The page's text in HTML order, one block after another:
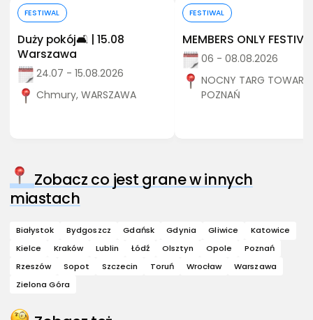
FESTIWAL
Duży pokój🛋️ | 15.08
Warszawa
24.07 - 15.08.2026
Chmury, WARSZAWA
FESTIWAL
MEMBERS ONLY
06 - 08.08.2026
NOCNY TARG
POZNAŃ
Zobacz co jest grane w innych
miastach
Białystok Bydgoszcz Gdańsk Gdynia Gliwice
Katowice
Kielce
Kraków Lublin Łódź Olsztyn Opole
Poznań
Rzeszów
Sopot Szczecin Toruń Wrocław
Warszawa
Zielona Góra